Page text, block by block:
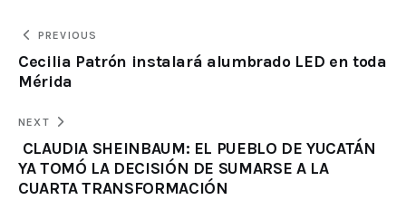
PREVIOUS
Cecilia Patrón instalará alumbrado LED en toda
Mérida
NEXT
CLAUDIA SHEINBAUM: EL PUEBLO DE YUCATÁN
YA TOMÓ LA DECISIÓN DE SUMARSE A LA
CUARTA TRANSFORMACIÓN